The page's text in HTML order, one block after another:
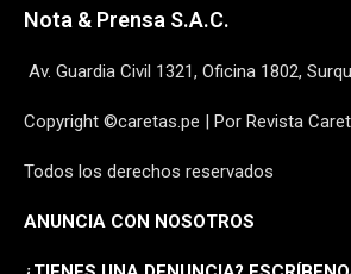
Nota & Prensa S.A.C.
Av. Guardia Civil 1321, Oficina 1802,
Copyright ©caretas.pe | Por Revista
Todos los derechos reservados
ANUNCIA CON NOSOTROS